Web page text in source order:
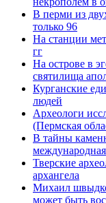
В перми из
только 96
На станции
гг
На острове в
святилища
Курганские
людей
Археологи
(Пермская
В тайны
Тверские
архангела
Михаил
может быть